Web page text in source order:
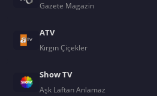
Gazete Magazin
ATV
Kırgın Çiçekler
Show TV
Aşk Laftan Anlamaz